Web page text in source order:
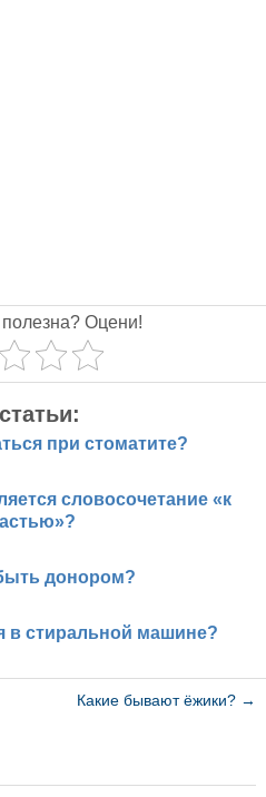
Оцени!
при стоматите?
словосочетание «к
донором?
в стиральной машине?
Какие бывают ёжики? →